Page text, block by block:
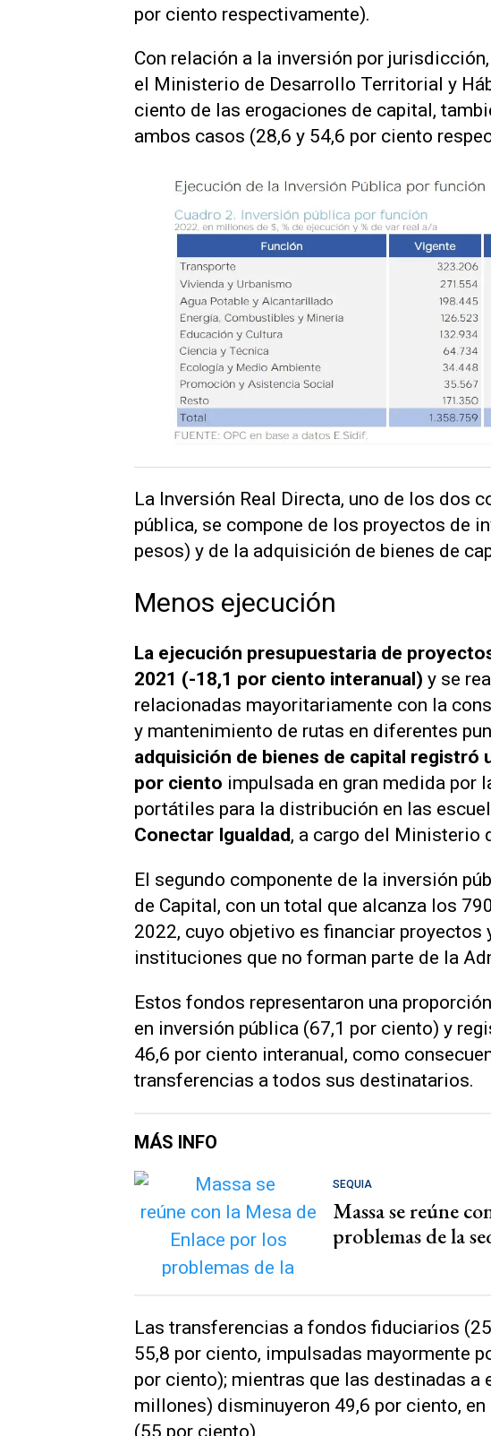
por ciento respectivamente).
Con relación a la inversión por
el Ministerio de Desarrollo Territorial y
ciento de las erogaciones de capital,
ambos casos (28,6 y 54,6 por ciento
La Inversión Real Directa, uno de los dos
pública, se compone de los proyectos de
pesos) y de la adquisición de bienes de
Menos ejecución
La ejecución presupuestaria de
2021 (-18,1 por ciento interanual) y se
relacionadas mayoritariamente con la
y mantenimiento de rutas en diferentes
adquisición de bienes de capital registró
por ciento impulsada en gran medida por
portátiles para la distribución en las
Conectar Igualdad, a cargo del Ministerio
El segundo componente de la inversión
de Capital, con un total que alcanza los
2022, cuyo objetivo es financiar proyectos
instituciones que no forman parte de la
Estos fondos representaron una
en inversión pública (67,1 por ciento) y
46,6 por ciento interanual, como
transferencias a todos sus destinatarios.
MÁS INFO
SEQUIA
Massa se reúne
problemas de la
Las transferencias a fondos fiduciarios
55,8 por ciento, impulsadas mayormente
por ciento); mientras que las destinadas a
millones) disminuyeron 49,6 por ciento, en
(55 por ciento).